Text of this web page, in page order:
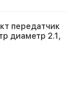
передатчик
диаметр 2.1,